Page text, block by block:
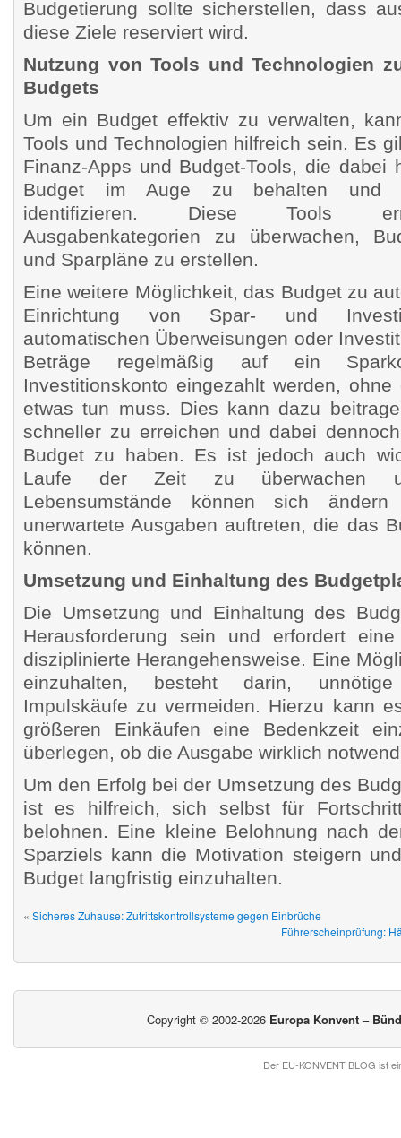
Budgetierung sollte sicherstellen, dass
diese Ziele reserviert wird.
Nutzung von Tools und Technologien
Budgets
Um ein Budget effektiv zu verwalten,
Tools und Technologien hilfreich sein. Es
Finanz-Apps und Budget-Tools, die dabei
Budget im Auge zu behalten und
identifizieren. Diese Tools
Ausgabenkategorien zu überwachen,
und Sparpläne zu erstellen.
Eine weitere Möglichkeit, das Budget zu
Einrichtung von Spar- und
automatischen Überweisungen oder
Beträge regelmäßig auf ein
Investitionskonto eingezahlt werden,
etwas tun muss. Dies kann dazu
schneller zu erreichen und dabei
Budget zu haben. Es ist jedoch auch
Laufe der Zeit zu überwachen
Lebensumstände können sich
unerwartete Ausgaben auftreten, die das
können.
Umsetzung und Einhaltung des
Die Umsetzung und Einhaltung des
Herausforderung sein und erfordert
disziplinierte Herangehensweise. Eine
einzuhalten, besteht darin,
Impulskäufe zu vermeiden. Hierzu kann
größeren Einkäufen eine Bedenkzeit
überlegen, ob die Ausgabe wirklich
Um den Erfolg bei der Umsetzung des
ist es hilfreich, sich selbst für
belohnen. Eine kleine Belohnung nach
Sparziels kann die Motivation steigern
Budget langfristig einzuhalten.
« Sicheres Zuhause: Zutrittskontrollsysteme gegen Einbrüche
Führerscheinprüfung:
Copyright © 2002-2026 Europa Konvent –
Der EU-KONVENT BLOG ist